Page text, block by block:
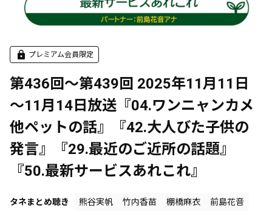
プレミアム会員限定
第436回～第439回 2025年11月11日
～11月14日放送『04.ワンニャンカメ
他ペットの話』『42.大人びた子供の
発言』『29.最近のご近所の話題』
『50.最新サービスあれこれ』
タネまとめ聴き 熊谷実帆 竹内香苗 棚橋麻衣 前島花音